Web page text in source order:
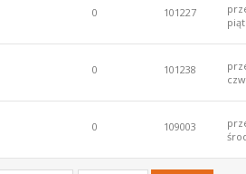
0 101227
0 101238
0 109003